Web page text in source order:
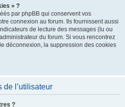
» ?
par phpBB qui conservent vos
connexion au forum. Ils fournissent aussi
de lecture des messages (lu ou
du forum. Si vous rencontrez
déconnexion, la suppression des cookies
de l’utilisateur
?